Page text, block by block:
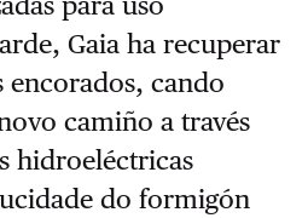
Gaia ha recuperar
encorados, cando
camiño a través
hidroeléctricas
do formigón